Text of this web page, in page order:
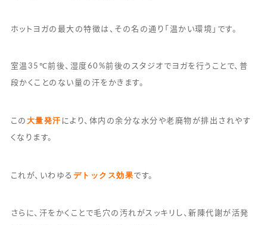
ホットヨガの最大の特徴は、その名の通り「温かい環境」です。
室温35℃前後、湿度60%前後のスタジオでヨガを行うことで、普
段かくことのない量の汗をかきます。
この 大量発汗 により、体内の余分な水分や老廃物が排出されやす
くなります。
これが、いわゆる デトックス効果です。
さらに、汗をかくことで毛穴の汚れがスッキリし、新陳代謝が活発